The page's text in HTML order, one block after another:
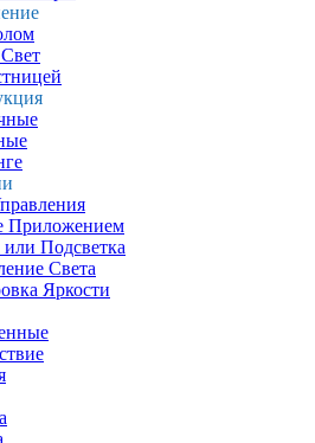
Приложением
Подсветка
Света
Яркости